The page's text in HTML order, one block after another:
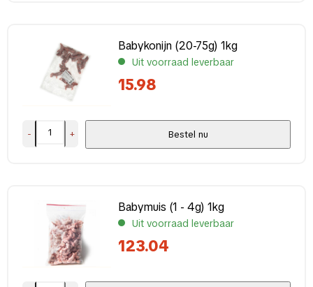
Babykonijn (20-75g) 1kg
Uit voorraad leverbaar
15.98
- + Bestel nu
Babymuis (1 - 4g) 1kg
Uit voorraad leverbaar
123.04